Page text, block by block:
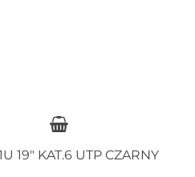
19" KAT.6 UTP CZARNY